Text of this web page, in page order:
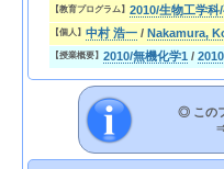
【教育プログラム】 2010/生物工学科
【個人】 中村 浩一 / Nakamura,
【授業概要】 2010/無機化学1 /
◎ この